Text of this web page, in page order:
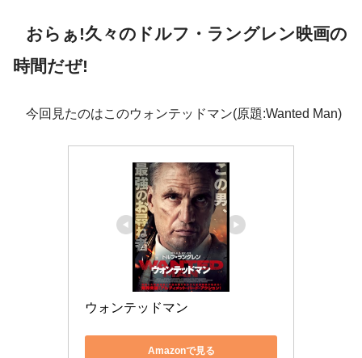
おらぁ!久々のドルフ・ラングレン映画の
時間だぜ!
今回見たのはこのウォンテッドマン(原題:Wanted Man)
ウォンテッドマン
Amazonで見る